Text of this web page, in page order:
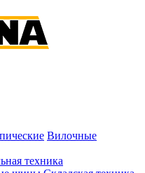
Вилочные
техника